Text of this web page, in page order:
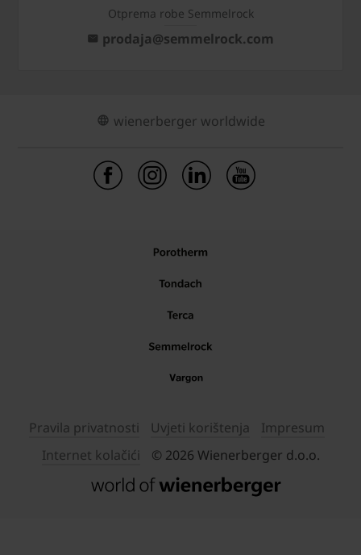
Otprema robe Semmelrock
prodaja@semmelrock.com
wienerberger worldwide
Pravila privatnosti Uvjeti korištenja
Impresum
Internet kolačići
© 2026 Wienerberger d.o.o.